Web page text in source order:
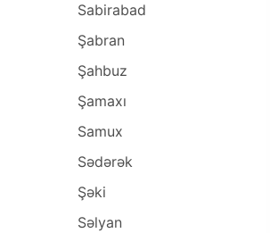
Sabirabad
Şabran
Şahbuz
Şamaxı
Samux
Sədərək
Şəki
Səlyan